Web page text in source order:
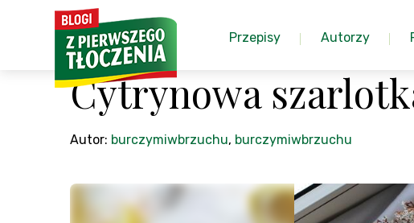
Przepisy Autorzy
Cytrynowa
Autor: burczymiwbrzuchu, burczymiwbrzuchu